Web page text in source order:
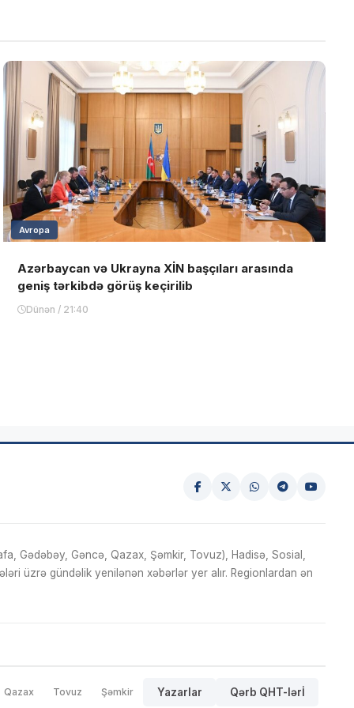
Avropa
Azərbaycan və Ukrayna XİN başçıları arasında
geniş tərkibdə görüş keçirilib
Dünən / 21:40
Gədəbəy, Gəncə, Qazax, Şəmkir, Tovuz), Hadisə, Sosial,
üzrə gündəlik yenilənən xəbərlər yer alır. Regionlardan ən
Qazax Tovuz Şəmkir Yazarlar Qərb QHT-lərİ